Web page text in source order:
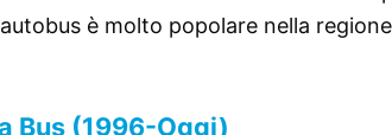
è molto popolare nella
Bus (1996-Oggi)